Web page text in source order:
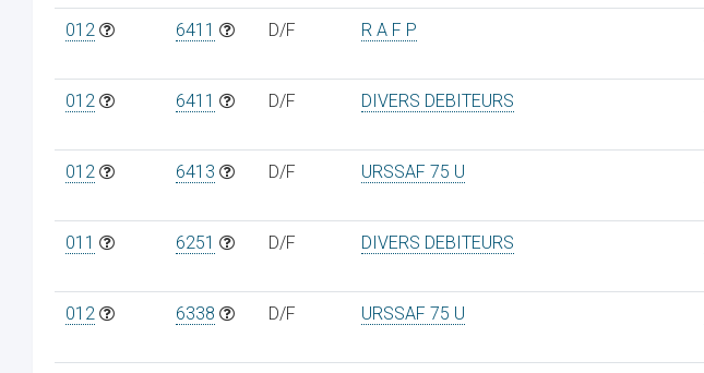
012 6411 D/F R A F P
012 6411 D/F DIVERS DEBITEURS
012 6413 D/F URSSAF 75 U
011 6251 D/F DIVERS DEBITEURS
012 6338 D/F URSSAF 75 U